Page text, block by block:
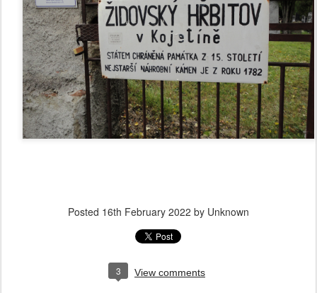
Posted 16th February 2022 by Unknown
3 View comments